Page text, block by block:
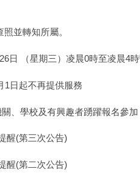
並轉知所屬。
日 （星期三）凌晨0時至凌晨4
1日起不再提供服務
、學校及有興趣者踴躍報名參加
醒(第三次公告)
醒(第二次公告)